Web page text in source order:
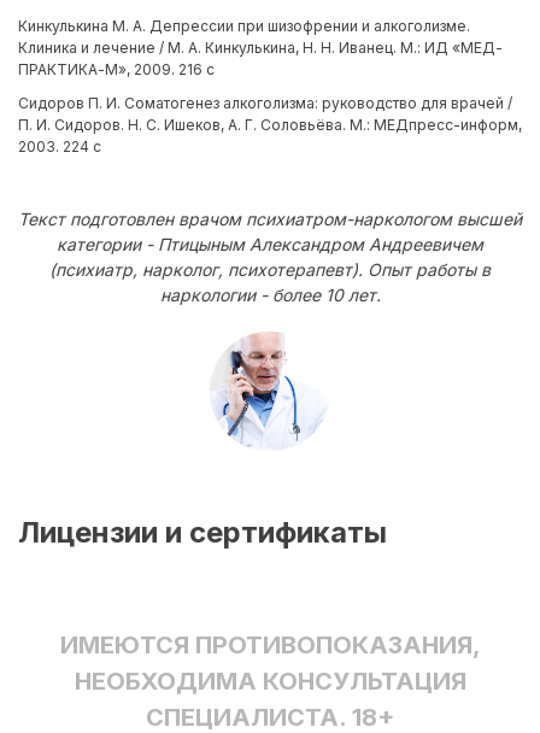
Кинкулькина М. А. Депрессии при шизофрении и алкоголизме.
Клиника и лечение / М. А. Кинкулькина, Н. Н. Иванец. М.: ИД «МЕД-
ПРАКТИКА-М», 2009. 216 с
Сидоров П. И. Соматогенез алкоголизма: руководство для врачей /
П. И. Сидоров. Н. С. Ишеков, А. Г. Соловьёва. М.: МЕДпресс-информ,
2003. 224 с
Текст подготовлен врачом психиатром-наркологом высшей
категории - Птицыным Александром Андреевичем
(психиатр, нарколог, психотерапевт). Опыт работы в
наркологии - более 10 лет.
Лицензии и сертификаты
ИМЕЮТСЯ ПРОТИВОПОКАЗАНИЯ,
НЕОБХОДИМА КОНСУЛЬТАЦИЯ
СПЕЦИАЛИСТА. 18+